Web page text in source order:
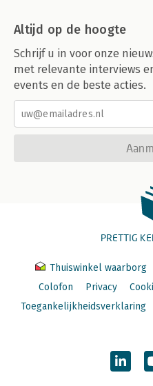
Altijd op de hoogte
Schrijf u in voor onze
met relevante interviews
events en de beste acties.
PRETTIG
Thuiswinkel waarborg
Colofon
Privacy
Toegankelijkheidsverklaring